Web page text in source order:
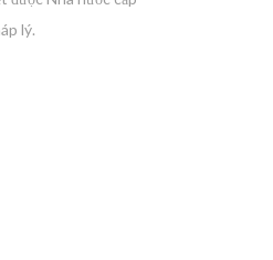
lý.